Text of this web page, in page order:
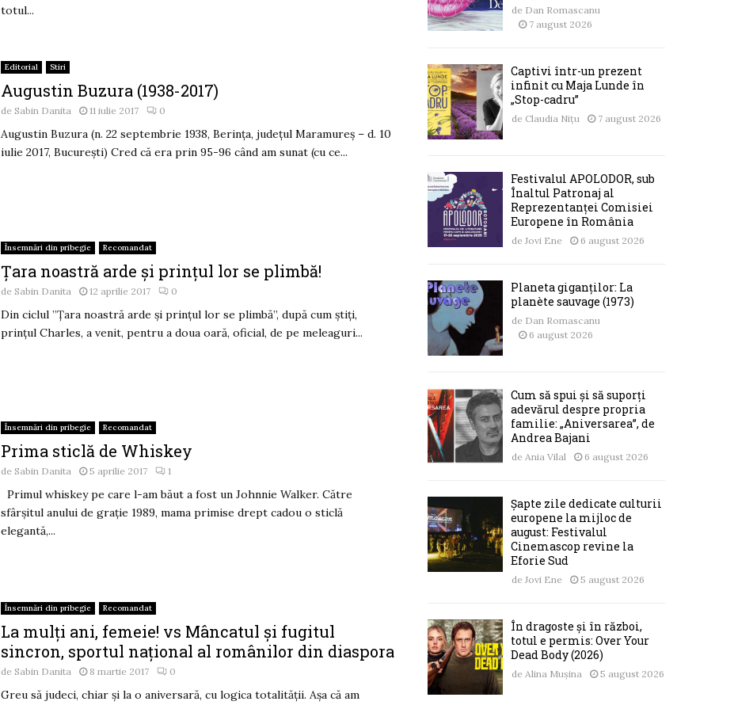
totul...
Editorial Stiri
Augustin Buzura (1938-2017)
de Sabin Danita 11 iulie 2017 0
Augustin Buzura (n. 22 septembrie 1938, Berința, județul Maramureș – d. 10
iulie 2017, București) Cred că era prin 95-96 când am sunat (cu ce...
Însemnări din pribegie Recomandat
Țara noastră arde și prințul lor se plimbă!
de Sabin Danita 12 aprilie 2017 0
Din ciclul ”Țara noastră arde și prințul lor se plimbă”, după cum știți,
prințul Charles, a venit, pentru a doua oară, oficial, de pe meleaguri...
Însemnări din pribegie Recomandat
Prima sticlă de Whiskey
de Sabin Danita 5 aprilie 2017 1
Primul whiskey pe care l-am băut a fost un Johnnie Walker. Către
sfârșitul anului de grație 1989, mama primise drept cadou o sticlă
elegantă,...
Însemnări din pribegie Recomandat
La mulți ani, femeie! vs Mâncatul și fugitul
sincron, sportul național al românilor din diaspora
de Sabin Danita 8 martie 2017 0
Greu să judeci, chiar și la o aniversară, cu logica totalității. Așa că am
de Dan Romascanu
7 august 2026
Captivi într-un prezent
infinit cu Maja Lunde în
„Stop-cadru”
de Claudia Nițu 7 august 2026
Festivalul APOLODOR, sub
Înaltul Patronaj al
Reprezentanței Comisiei
Europene în România
de Jovi Ene 6 august 2026
Planeta giganților: La
planète sauvage (1973)
de Dan Romascanu
6 august 2026
Cum să spui și să suporți
adevărul despre propria
familie: „Aniversarea”, de
Andrea Bajani
de Ania Vilal 6 august 2026
Șapte zile dedicate culturii
europene la mijloc de
august: Festivalul
Cinemascop revine la
Eforie Sud
de Jovi Ene 5 august 2026
În dragoste și în război,
totul e permis: Over Your
Dead Body (2026)
de Alina Mușina 5 august 2026